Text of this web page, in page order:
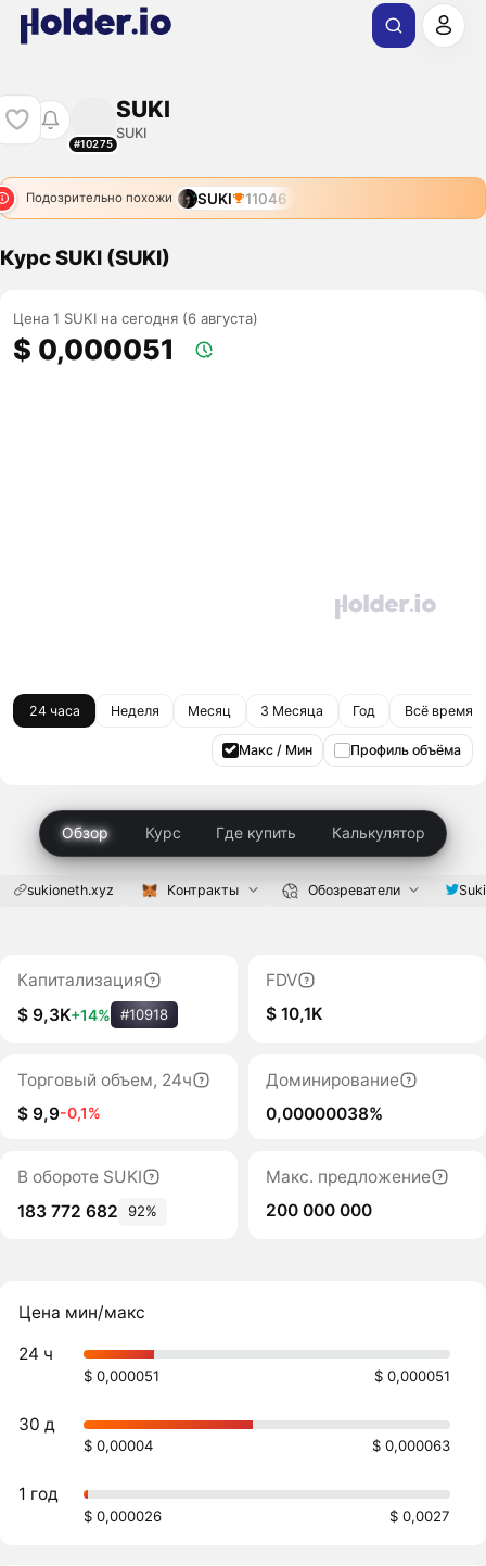
#10275
SUKI
SUKI
Подозрительно похожи SUKI 11046
Курс SUKI (SUKI)
Цена 1 SUKI на сегодня (6 августа)
$ 0,000051
24 часа Неделя Месяц 3 Месяца Год Всё время
Макс / Мин Профиль объёма
Обзор Курс Где купить Калькулятор
sukioneth.xyz Контракты Обозреватели
Капитализация
$ 9,3K+14% #10918
FDV
$ 10,1K
Торговый объем, 24ч
$ 9,9-0,1%
Доминирование
0,00000038%
В обороте SUKI
183 772 682
92%
Макс. предложение
200 000 000
Цена мин/макс
24 ч
$ 0,000051 $ 0,000051
30 д
$ 0,00004 $ 0,000063
1 год
$ 0,000026 $ 0,0027